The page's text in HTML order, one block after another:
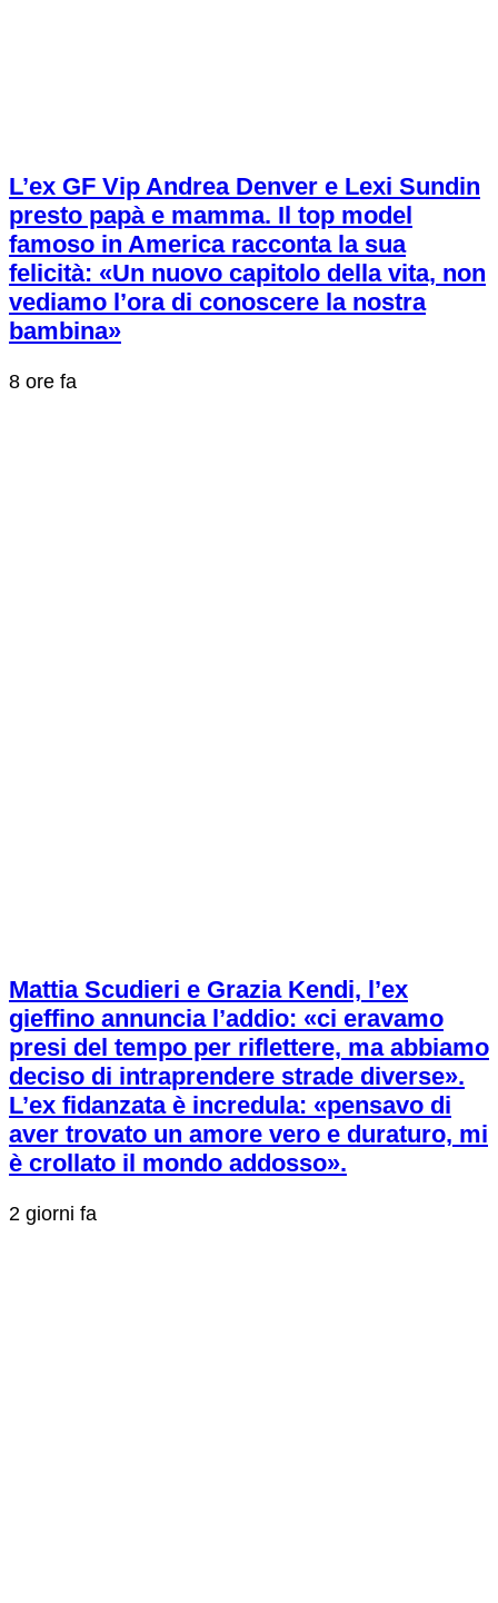
L’ex GF Vip Andrea Denver e Lexi Sundin
presto papà e mamma. Il top model
famoso in America racconta la sua
felicità: «Un nuovo capitolo della vita, non
vediamo l’ora di conoscere la nostra
bambina»
8 ore fa
Mattia Scudieri e Grazia Kendi, l’ex
gieffino annuncia l’addio: «ci eravamo
presi del tempo per riflettere, ma abbiamo
deciso di intraprendere strade diverse».
L’ex fidanzata è incredula: «pensavo di
aver trovato un amore vero e duraturo, mi
è crollato il mondo addosso».
2 giorni fa